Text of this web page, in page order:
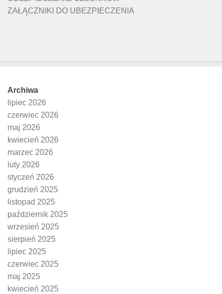
ZAŁĄCZNIKI DO UBEZPIECZENIA
Archiwa
lipiec 2026
czerwiec 2026
maj 2026
kwiecień 2026
marzec 2026
luty 2026
styczeń 2026
grudzień 2025
listopad 2025
październik 2025
wrzesień 2025
sierpień 2025
lipiec 2025
czerwiec 2025
maj 2025
kwiecień 2025